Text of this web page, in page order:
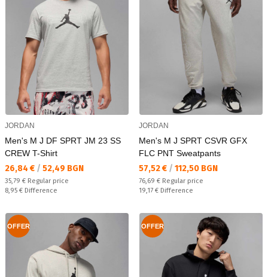
JORDAN
Men's M J DF SPRT JM 23 SS
CREW T-Shirt
Текуща цена:
26,84 € / 52,49 BGN
Regular price:
35,79 € Regular price
Спестявате:
8,95 € Difference
JORDAN
Men's M J SPRT CSVR GFX
FLC PNT Sweatpants
Текуща цена:
57,52 € / 112,50 BGN
Regular price:
76,69 € Regular price
Спестявате:
19,17 € Difference
OFFER OFFER